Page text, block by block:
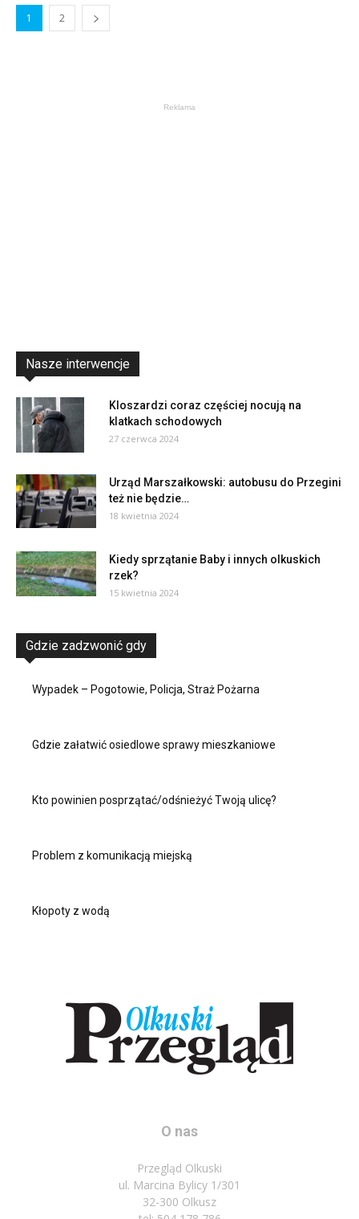
1 2
Reklama
Nasze interwencje
Kloszardzi coraz częściej nocują na
klatkach schodowych
27 czerwca 2024
Urząd Marszałkowski: autobusu do Przegini
też nie będzie…
18 kwietnia 2024
Kiedy sprzątanie Baby i innych olkuskich
rzek?
15 kwietnia 2024
Gdzie zadzwonić gdy
Wypadek – Pogotowie, Policja, Straż Pożarna
Gdzie załatwić osiedlowe sprawy mieszkaniowe
Kto powinien posprzątać/odśnieżyć Twoją ulicę?
Problem z komunikacją miejską
Kłopoty z wodą
O nas
Przegląd Olkuski
ul. Marcina Bylicy 1/301
32-300 Olkusz